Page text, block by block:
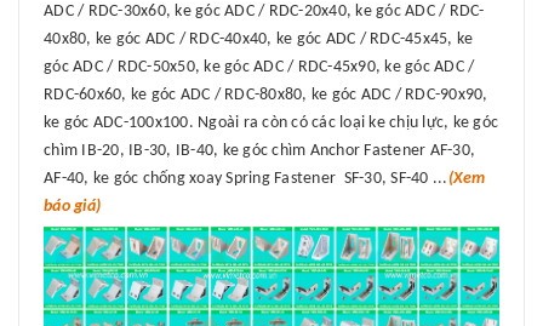
ADC / RDC-30x60, ke góc ADC / RDC-20x40, ke góc ADC / RDC-
40x80, ke góc ADC / RDC-40x40, ke góc ADC / RDC-45x45, ke
góc ADC / RDC-50x50, ke góc ADC / RDC-45x90, ke góc ADC /
RDC-60x60, ke góc ADC / RDC-80x80, ke góc ADC / RDC-90x90,
ke góc ADC-100x100. Ngoài ra còn có các loại ke chịu lực, ke góc
chìm IB-20, IB-30, IB-40, ke góc chìm Anchor Fastener AF-30,
AF-40, ke góc chống xoay Spring Fastener SF-30, SF-40 ... (Xem
báo giá)